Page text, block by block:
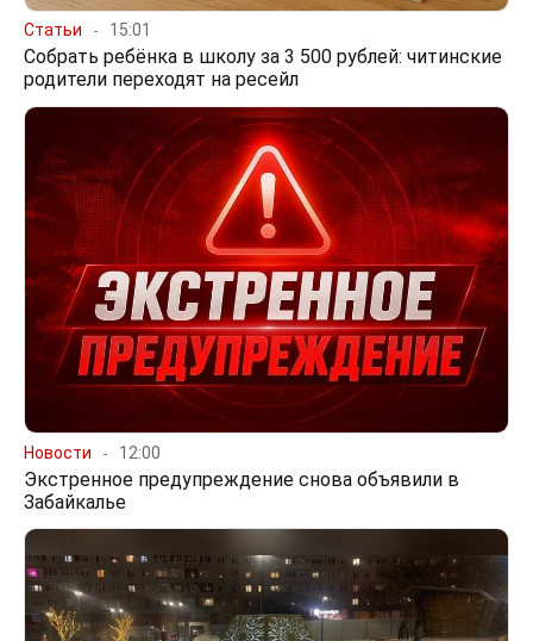
Статьи 15:01
Собрать ребёнка в школу за 3 500 рублей: читинские
родители переходят на ресейл
Новости 12:00
Экстренное предупреждение снова объявили в
Забайкалье